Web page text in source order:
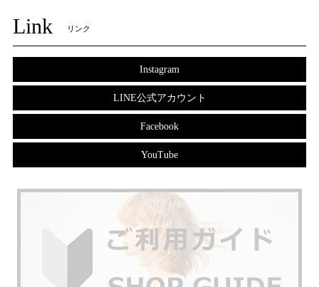
Link リンク
Instagram
LINE公式アカウント
Facebook
YouTube